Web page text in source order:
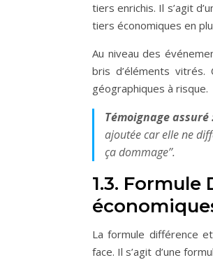
tiers enrichis. Il s’agit
tiers économiques en
Au niveau des
bris d’éléments
géographiques à risque.
Témoignage assuré
ajoutée car elle ne
ça dommage’’.
1.3.
La formule différence
face. Il s’agit d’une